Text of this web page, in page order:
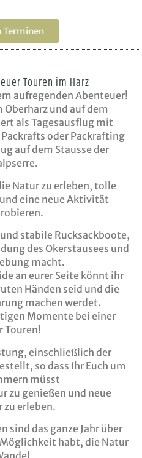
Terminen
Touren im Harz
aufregenden Abenteuer!
Oberharz und auf dem
als Tagesausflug mit
oder Packrafting
auf dem Stausse der
Natur zu erleben, tolle
eine neue Aktivität
stabile Rucksackboote,
des Okerstausees und
macht.
an eurer Seite könnt ihr
Händen seid und die
machen werdet.
Momente bei einer
Touren!
einschließlich der
so dass Ihr Euch um
müsst
zu genießen und neue
zu erleben.
sind das ganze Jahr über
habt, die Natur